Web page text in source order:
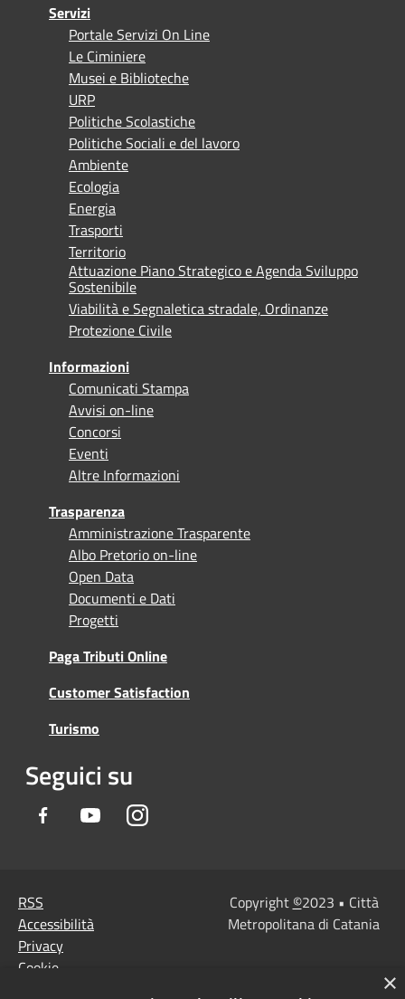
Servizi
Portale Servizi On Line
Le Ciminiere
Musei e Biblioteche
URP
Politiche Scolastiche
Politiche Sociali e del lavoro
Ambiente
Ecologia
Energia
Trasporti
Territorio
Attuazione Piano Strategico e Agenda Sviluppo
Sostenibile
Viabilità e Segnaletica stradale, Ordinanze
Protezione Civile
Informazioni
Comunicati Stampa
Avvisi on-line
Concorsi
Eventi
Altre Informazioni
Trasparenza
Amministrazione Trasparente
Albo Pretorio on-line
Open Data
Documenti e Dati
Progetti
Paga Tributi Online
Customer Satisfaction
Turismo
Seguici su
Facebook YoutubeInstagram
RSS
Accessibilità
Privacy
Cookie
Copyright ©2023 • Città
Metropolitana di Catania
×